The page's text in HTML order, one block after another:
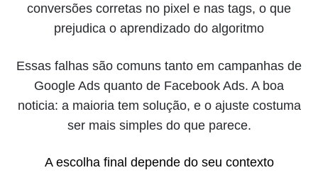
conversões corretas no pixel e nas tags, o que
prejudica o aprendizado do algoritmo
Essas falhas são comuns tanto em campanhas de
Google Ads quanto de Facebook Ads. A boa
noticia: a maioria tem solução, e o ajuste costuma
ser mais simples do que parece.
A escolha final depende do seu contexto